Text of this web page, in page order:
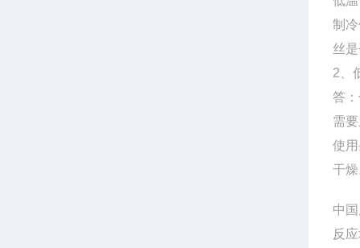
制
丝
2、
答
需
使
干
中
反